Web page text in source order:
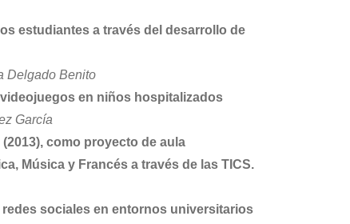
estudiantes a través del desarrollo de
Delgado Benito
en niños hospitalizados
García
como proyecto de aula
Música y Francés a través de las TICS.
sociales en entornos universitarios